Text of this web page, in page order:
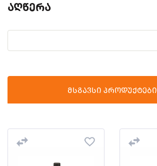
აღწერა
მსგავსი პროდუქტები